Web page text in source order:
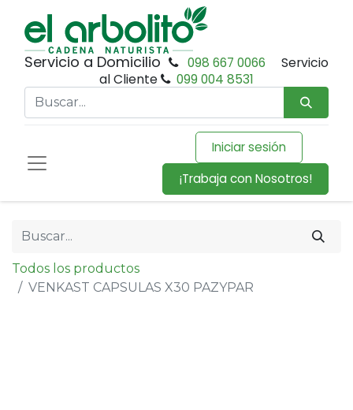
Servicio a Domicilio 098 667 0066
Servicio
al Cliente
099 004 8531
Iniciar sesión
¡Trabaja con Nosotros!
Todos los productos
VENKAST CAPSULAS X30 PAZYPAR